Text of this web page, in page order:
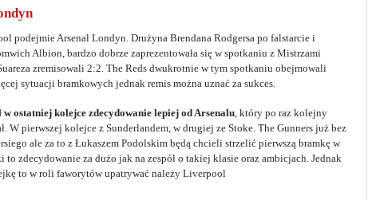
podejmie Arsenal Londyn. Drużyna Brendana Rodgersa po falstarcie i
Albion, bardzo dobrze zaprezentowała się w spotkaniu z Mistrzami
zremisowali 2:2. The Reds dwukrotnie w tym spotkaniu obejmowali
sytuacji bramkowych jednak remis można uznać za sukces.
ostatniej kolejce zdecydowanie lepiej od Arsenalu, który po raz kolejny
W pierwszej kolejce z Sunderlandem, w drugiej ze Stoke. The Gunners już bez
ale za to z Łukaszem Podolskim będą chcieli strzelić pierwszą bramkę w
to zdecydowanie za dużo jak na zespół o takiej klasie oraz ambicjach. Jednak
to w roli faworytów upatrywać należy Liverpool